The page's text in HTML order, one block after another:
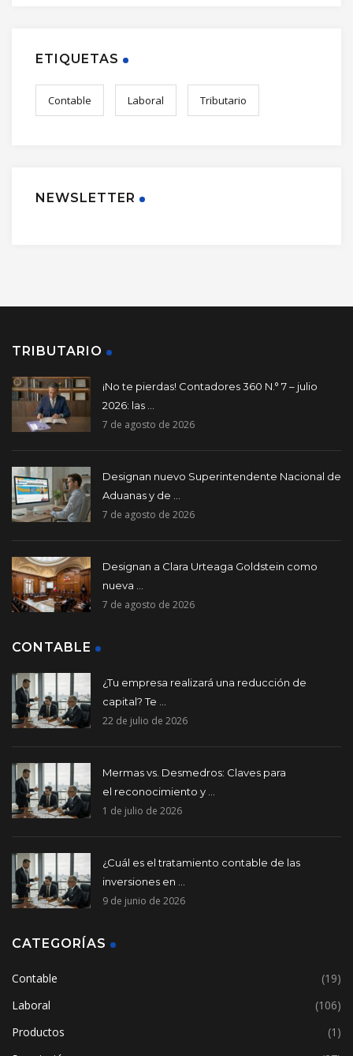
ETIQUETAS
Contable Laboral Tributario
NEWSLETTER
TRIBUTARIO
¡No te pierdas! Contadores 360 N.° 7 – julio
2026: las ...
7 de agosto de 2026
Designan nuevo Superintendente Nacional de
Aduanas y de ...
7 de agosto de 2026
Designan a Clara Urteaga Goldstein como
nueva ...
7 de agosto de 2026
CONTABLE
¿Tu empresa realizará una reducción de
capital? Te ...
22 de julio de 2026
Mermas vs. Desmedros: Claves para
el reconocimiento y ...
1 de julio de 2026
¿Cuál es el tratamiento contable de las
inversiones en ...
9 de junio de 2026
CATEGORÍAS
Contable
(19)
Laboral
(106)
Productos
(1)